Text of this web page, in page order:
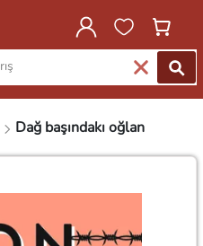
Dağ başındakı oğlan